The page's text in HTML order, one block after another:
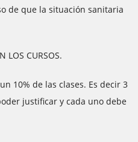
de que la situación sanitaria
LOS CURSOS.
10% de las clases. Es decir 3
justificar y cada uno debe